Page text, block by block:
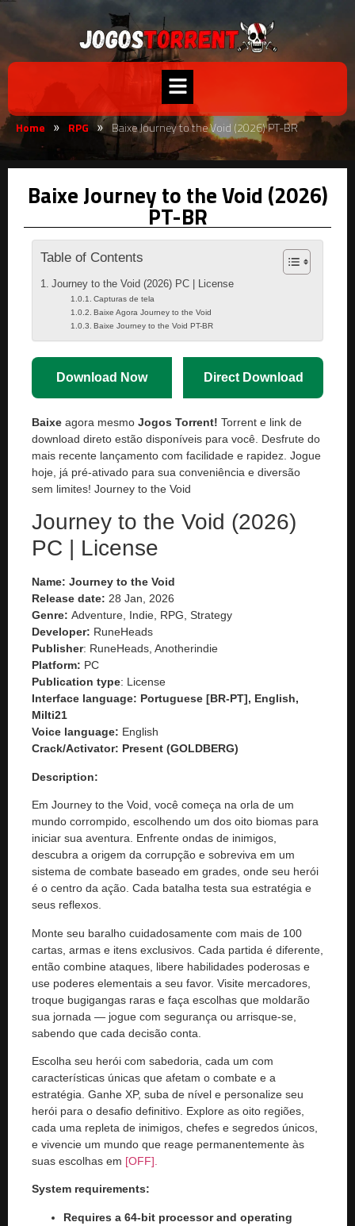
Home » RPG » Baixe Journey to the Void (2026) PT-BR
Baixe Journey to the Void (2026)
PT-BR
Table of Contents
Journey to the Void (2026) PC | License
Capturas de tela
Baixe Agora Journey to the Void
Baixe Journey to the Void PT-BR
Download Now Direct Download
Baixe agora mesmo Jogos Torrent! Torrent e link de
download direto estão disponíveis para você. Desfrute do
mais recente lançamento com facilidade e rapidez. Jogue
hoje, já pré-ativado para sua conveniência e diversão
sem limites! Journey to the Void
Journey to the Void (2026)
PC | License
Name: Journey to the Void
Release date: 28 Jan, 2026
Genre: Adventure, Indie, RPG, Strategy
Developer: RuneHeads
Publisher: RuneHeads, Anotherindie
Platform: PC
Publication type: License
Interface language: Portuguese [BR-PT], English,
Milti21
Voice language: English
Crack/Activator: Present (GOLDBERG)
Description:
Em Journey to the Void, você começa na orla de um
mundo corrompido, escolhendo um dos oito biomas para
iniciar sua aventura. Enfrente ondas de inimigos,
descubra a origem da corrupção e sobreviva em um
sistema de combate baseado em grades, onde seu herói
é o centro da ação. Cada batalha testa sua estratégia e
seus reflexos.
Monte seu baralho cuidadosamente com mais de 100
cartas, armas e itens exclusivos. Cada partida é diferente,
então combine ataques, libere habilidades poderosas e
use poderes elementais a seu favor. Visite mercadores,
troque bugigangas raras e faça escolhas que moldarão
sua jornada — jogue com segurança ou arrisque-se,
sabendo que cada decisão conta.
Escolha seu herói com sabedoria, cada um com
características únicas que afetam o combate e a
estratégia. Ganhe XP, suba de nível e personalize seu
herói para o desafio definitivo. Explore as oito regiões,
cada uma repleta de inimigos, chefes e segredos únicos,
e vivencie um mundo que reage permanentemente às
suas escolhas em [OFF].
System requirements:
Requires a 64-bit processor and operating